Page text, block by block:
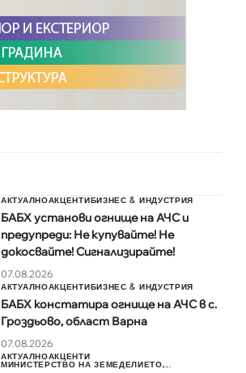
АКТУАЛНОАКЦЕНТИБИЗНЕС & ИНДУСТРИЯ
БАБХ установи огнище на АЧС и
предупреди: Не купувайте! Не
докосвайте! Сигнализирайте!
07.08.2026
АКТУАЛНОАКЦЕНТИБИЗНЕС & ИНДУСТРИЯ
БАБХ констатира огнище на АЧС в с.
Гроздьово, област Варна
07.08.2026
АКТУАЛНОАКЦЕНТИ
МИНИСТЕРСТВО НА ЗЕМЕДЕЛИЕТО,...